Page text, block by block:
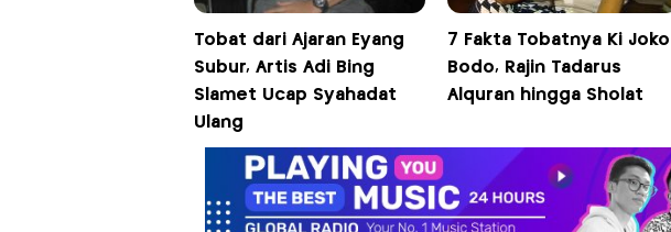
Tobat dari Ajaran Eyang
Subur, Artis Adi Bing
Slamet Ucap Syahadat
Ulang
7 Fakta Tobatnya Ki Joko
Bodo, Rajin Tadarus
Alquran hingga Sholat